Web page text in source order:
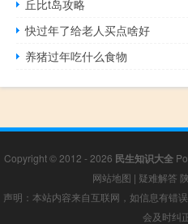
丘比t岛攻略
快过年了给老人买点啥好
养猪过年吃什么食物
Copyright © 2012 - 2026 民生知识大全
网站地图 | 疑难解答
声明：本站内容来自互联网，如信息有错
会及时纠